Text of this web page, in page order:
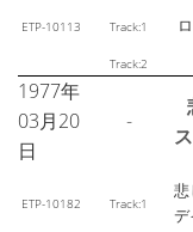
ETP-10113 Track:1
Track:2
1977年
03月20
日
-
ETP-10182 Track:1
悲
デ